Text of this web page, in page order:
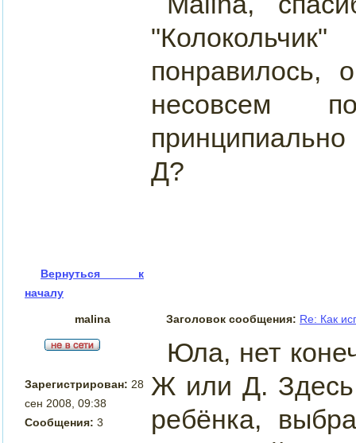
понравилось,
несовсем
Д?
Вернуться к
началу
malina Заголовок сообщения: Re: Как
Зарегистрирован: 28
сен 2008, 09:38
Сообщения: 3
Юла, нет
Ж или Д. Здесь
ребёнка,